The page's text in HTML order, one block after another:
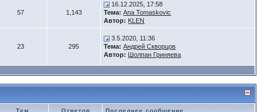
57 1,143
16.12.2025, 17:58
Тема: Ana Tomaskovic
Автор: KLEN
23 295
3.5.2020, 11:36
Тема: Андрей Скворцов
Автор:
Шолпан Гриняева
Тем Ответов Последнее сообщение